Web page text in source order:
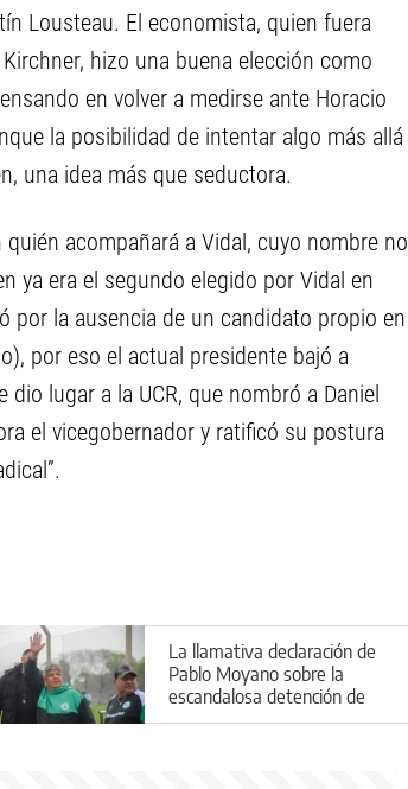
Lousteau. El economista, quien fuera
hizo una buena elección como
en volver a medirse ante Horacio
la posibilidad de intentar algo más allá
una idea más que seductora.
acompañará a Vidal, cuyo nombre no
ya era el segundo elegido por Vidal en
por la ausencia de un candidato propio en
por eso el actual presidente bajó a
lugar a la UCR, que nombró a Daniel
el vicegobernador y ratificó su postura
La llamativa declaración de
Pablo Moyano sobre la
escandalosa detención de
su hermano Facundo